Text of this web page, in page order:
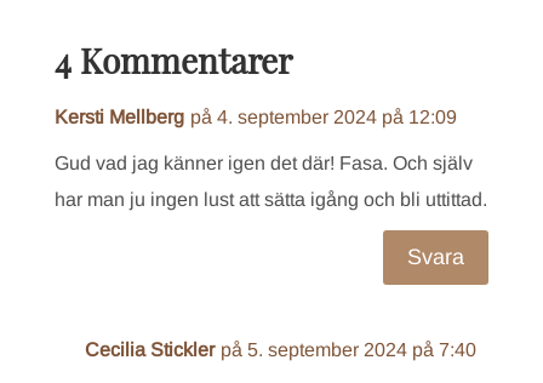
4 Kommentarer
Kersti Mellberg på 4. september 2024 på 12:09
Gud vad jag känner igen det där! Fasa. Och själv
har man ju ingen lust att sätta igång och bli uttittad.
Svara
Cecilia Stickler på 5. september 2024 på 7:40